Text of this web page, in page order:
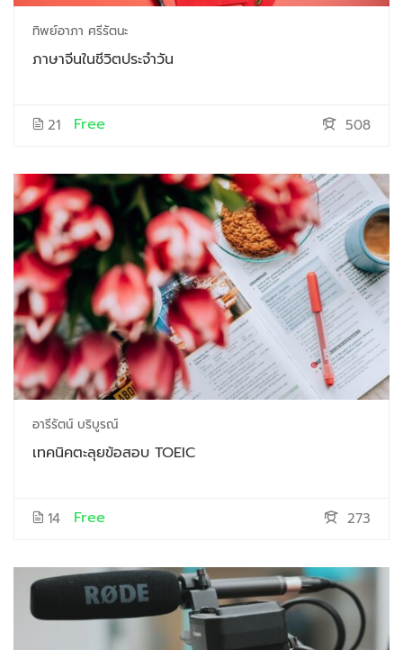
ทิพย์อาภา ศรีรัตนะ
ภาษาจีนในชีวิตประจำวัน
21 508
Free
อารีรัตน์ บริบูรณ์
เทคนิคตะลุยข้อสอบ TOEIC
14 273
Free